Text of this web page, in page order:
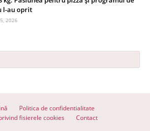
l-au oprit
2026
Politica de confidentialitate
fisierele cookies
Contact